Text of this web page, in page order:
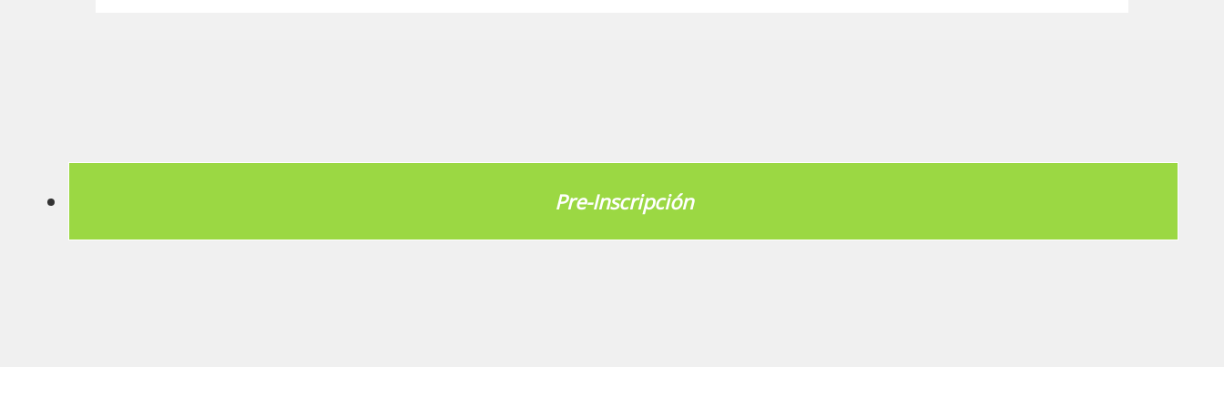
Pre-Inscripción